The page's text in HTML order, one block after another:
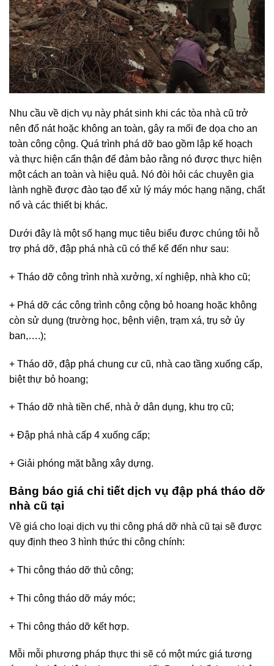
Nhu cầu về dịch vụ này phát sinh khi các tòa nhà cũ trở
nên đổ nát hoặc không an toàn, gây ra mối đe dọa cho an
toàn công cộng. Quá trình phá dỡ bao gồm lập kế hoạch
và thực hiện cẩn thận để đảm bảo rằng nó được thực hiện
một cách an toàn và hiệu quả. Nó đòi hỏi các chuyên gia
lành nghề được đào tạo để xử lý máy móc hạng nặng, chất
nổ và các thiết bị khác.
Dưới đây là một số hạng mục tiêu biểu được chúng tôi hỗ
trợ phá dỡ, đập phá nhà cũ có thể kể đến như sau:
+ Tháo dỡ công trình nhà xưởng, xí nghiệp, nhà kho cũ;
+ Phá dỡ các công trình công cộng bỏ hoang hoặc không
còn sử dụng (trường học, bệnh viện, trạm xá, trụ sở ủy
ban,….);
+ Tháo dỡ, đập phá chung cư cũ, nhà cao tầng xuống cấp,
biệt thự bỏ hoang;
+ Tháo dỡ nhà tiền chế, nhà ở dân dụng, khu trọ cũ;
+ Đập phá nhà cấp 4 xuống cấp;
+ Giải phóng mặt bằng xây dựng.
Bảng báo giá chi tiết dịch vụ đập phá tháo dỡ
nhà cũ tại
Về giá cho loại dịch vụ thi công phá dỡ nhà cũ tại sẽ được
quy định theo 3 hình thức thi công chính:
+ Thi công tháo dỡ thủ công;
+ Thi công tháo dỡ máy móc;
+ Thi công tháo dỡ kết hợp.
Mỗi mỗi phương pháp thực thi sẽ có một mức giá tương